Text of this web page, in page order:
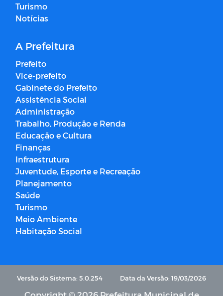
Turismo
Notícias
A Prefeitura
Prefeito
Vice-prefeito
Gabinete do Prefeito
Assistência Social
Administração
Trabalho, Produção e Renda
Educação e Cultura
Finanças
Infraestrutura
Juventude, Esporte e Recreação
Planejamento
Saúde
Turismo
Meio Ambiente
Habitação Social
Versão do Sistema: 5.0.254 Data da Versão: 19/03/2026